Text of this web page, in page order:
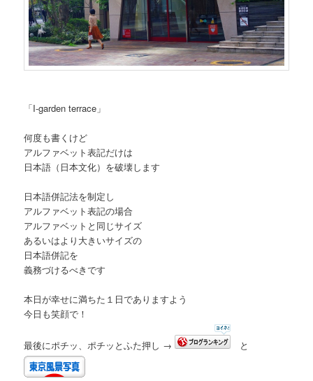
「I-garden terrace」
何度も書くけど
アルファベット表記だけは
日本語（日本文化）を破壊します
日本語併記法を制定し
アルファベット表記の場合
アルファベットと同じサイズ
あるいはより大きいサイズの
日本語併記を
義務づけるべきです
本日が幸せに満ちた１日でありますよう
今日も笑顔で！
最後にポチッ、ポチッとふた押し → と